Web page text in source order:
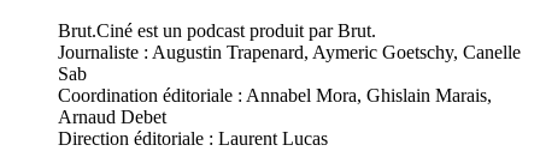
Brut.Ciné est un podcast produit par Brut.
Journaliste : Augustin Trapenard, Aymeric Goetschy, Canelle
Sab
Coordination éditoriale : Annabel Mora, Ghislain Marais,
Arnaud Debet
Direction éditoriale : Laurent Lucas